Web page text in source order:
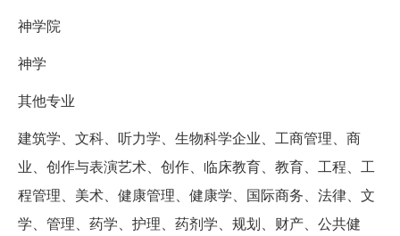
神学院
神学
其他专业
建筑学、文科、听力学、生物科学企业、工商管理、商
业、创作与表演艺术、创作、临床教育、教育、工程、工
程管理、美术、健康管理、健康学、国际商务、法律、文
学、管理、药学、护理、药剂学、规划、财产、公共健